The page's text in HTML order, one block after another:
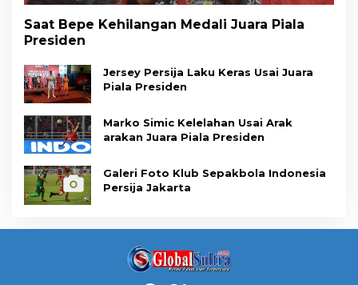
Saat Bepe Kehilangan Medali Juara Piala
Presiden
Jersey Persija Laku Keras Usai Juara
Piala Presiden
Marko Simic Kelelahan Usai Arak
arakan Juara Piala Presiden
Galeri Foto Klub Sepakbola Indonesia
Persija Jakarta